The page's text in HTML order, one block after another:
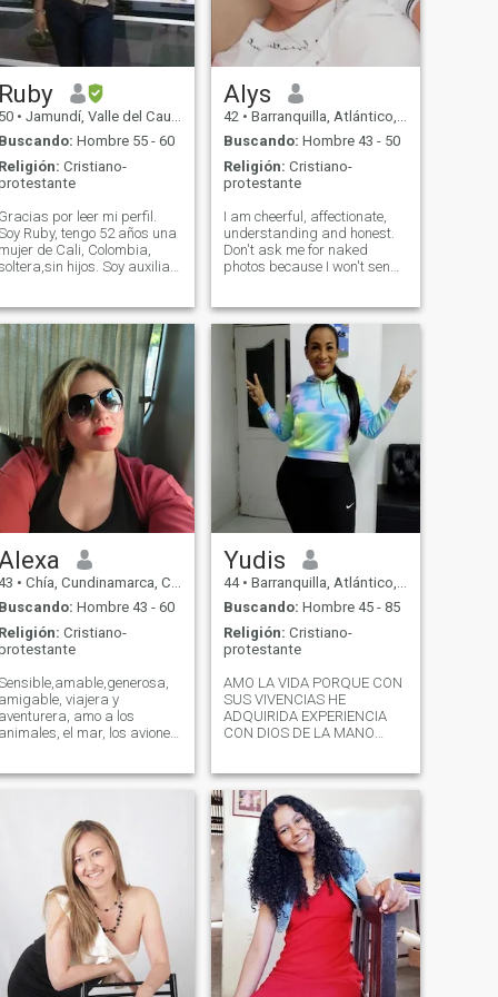
Ruby
50 • Jamundí, Valle del Cauca, Colombia
Buscando: Hombre 55 - 60
Religión: Cristiano-
Gracias por leer mi perfil.
Ruby, tengo 52 años una
mujer de Cali, Colombia,
hijos. Soy auxiliar
honesta, íntegra y
responsable. Me gusta
dormir, soy muy sencilla,
disfruto de el sol el cantar de
las aves, una reunión a
tomar un tinto , el cine, salir a
ver películas y
música. compartir
amigos, hago ejercicio .
llegué mi amor;
relación seria que lleve a
una familia. la vida es tan
linda que para que
por bobadas,
hay que vivir dando gracias
Dios por todo y porque
viviré una nueva
etapa en mi vida...
Alys
42 • Barranquilla, Atlántico, Colombia
Buscando: Hombre 43 - 50
Religión: Cristiano-
protestante
I am cheerful, affectionate,
understanding and honest.
Don't ask me for naked
photos because I won't send
you want a serious
relationship, we'll talk if it's
not like that, better don't
write, thanks!! Believing that
there are still good people in
the world with whom you can
enjoy , travel and be able to
build a nice and lasting
relationship!! A good man
who loves GOD❤️
Alexa
• Chía, Cundinamarca, Colombia
Buscando: Hombre 43 - 60
Religión: Cristiano-
amigable, viajera y
aventurera, amo a los
animales, el mar, los aviones,
Yudis
44 • Barranquilla, Atlántico, Colombia
Buscando: Hombre 45 - 85
Religión: Cristiano-
protestante
AMO LA VIDA PORQUE CON
SUS VIVENCIAS HE
ADQUIRIDA EXPERIENCIA
CON DIOS DE LA MANO